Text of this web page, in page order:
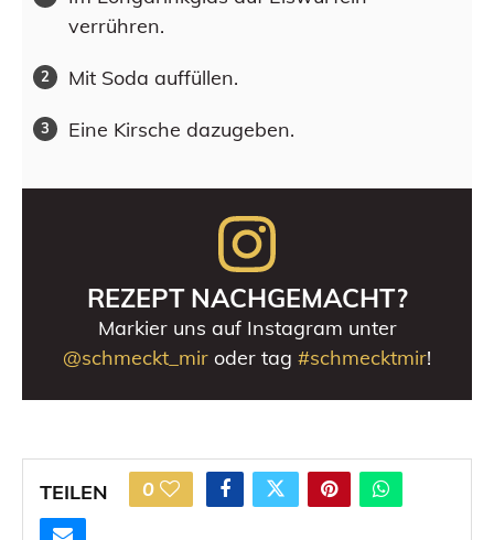
verrühren.
Mit Soda auffüllen.
Eine Kirsche dazugeben.
REZEPT NACHGEMACHT?
Markier uns auf Instagram unter
@schmeckt_mir oder tag #schmecktmir!
TEILEN 0